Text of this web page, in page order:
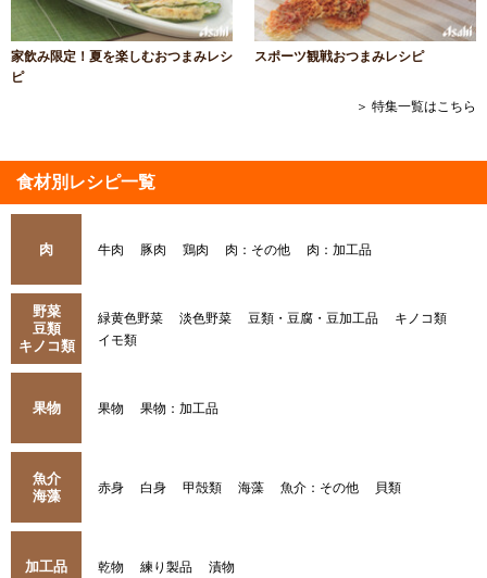
家飲み限定！夏を楽しむおつまみレシ
ピ
スポーツ観戦おつまみレシピ
＞ 特集一覧はこちら
食材別レシピ一覧
肉 牛肉 豚肉 鶏肉 肉：その他 肉：加工品
野菜
豆類
キノコ類
緑黄色野菜 淡色野菜 豆類・豆腐・豆加工品
キノコ類
イモ類
果物 果物 果物：加工品
魚介
海藻
赤身 白身 甲殻類 海藻 魚介：その他 貝類
加工品 乾物 練り製品 漬物